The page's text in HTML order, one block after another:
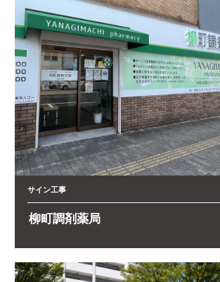
サイン工事
柳町調剤薬局